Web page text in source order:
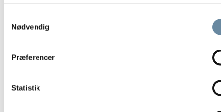
Nødvendig
Præferencer
Statistik